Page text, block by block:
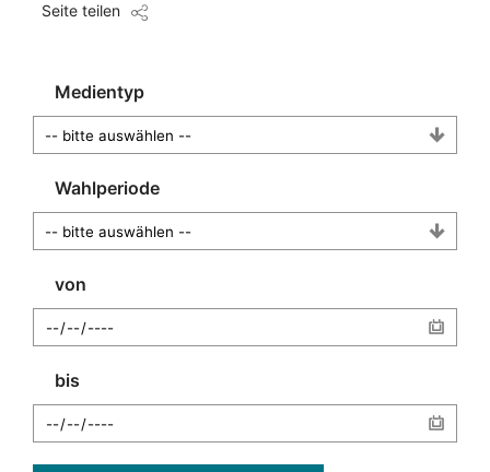
Seite teilen
Medientyp
Wahlperiode
von
bis